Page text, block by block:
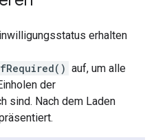
erhalten
auf, um alle
der
sind. Nach dem Laden